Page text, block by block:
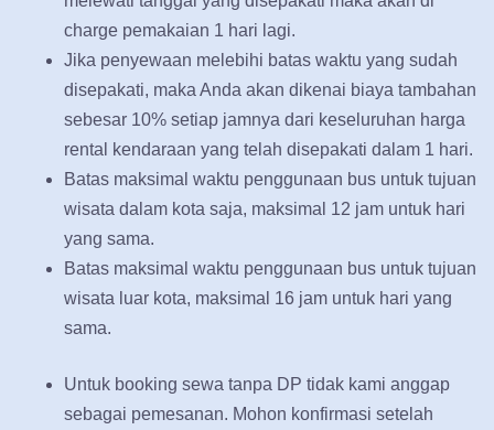
charge pemakaian 1 hari lagi.
Jika penyewaan melebihi batas waktu yang sudah
disepakati, maka Anda akan dikenai biaya tambahan
sebesar 10% setiap jamnya dari keseluruhan harga
rental kendaraan yang telah disepakati dalam 1 hari.
Batas maksimal waktu penggunaan bus untuk tujuan
wisata dalam kota saja, maksimal 12 jam untuk hari
yang sama.
Batas maksimal waktu penggunaan bus untuk tujuan
wisata luar kota, maksimal 16 jam untuk hari yang
sama.
Untuk booking sewa tanpa DP tidak kami anggap
sebagai pemesanan. Mohon konfirmasi setelah